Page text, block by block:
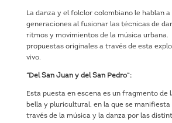
La danza y el folclor colombiano le hablan a
generaciones al fusionar las técnicas de
ritmos y movimientos de la música urbana.
propuestas originales a través de esta
vivo.
“Del San Juan y del San Pedro”:
Esta puesta en escena es un fragmento de
bella y pluricultural, en la que se
través de la música y la danza por las